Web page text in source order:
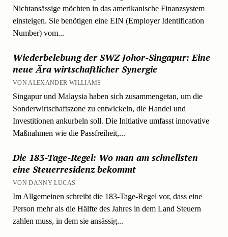
Nichtansässige möchten in das amerikanische Finanzsystem
einsteigen. Sie benötigen eine EIN (Employer Identification
Number) vom...
Wiederbelebung der SWZ Johor-Singapur: Eine
neue Ära wirtschaftlicher Synergie
VON ALEXANDER WILLIAMS
Singapur und Malaysia haben sich zusammengetan, um die
Sonderwirtschaftszone zu entwickeln, die Handel und
Investitionen ankurbeln soll. Die Initiative umfasst innovative
Maßnahmen wie die Passfreiheit,...
Die 183-Tage-Regel: Wo man am schnellsten
eine Steuerresidenz bekommt
VON DANNY LUCAS
Im Allgemeinen schreibt die 183-Tage-Regel vor, dass eine
Person mehr als die Hälfte des Jahres in dem Land Steuern
zahlen muss, in dem sie ansässig...